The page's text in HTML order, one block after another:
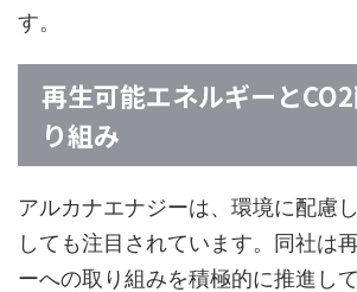
す。
再生可能エネルギーと
り組み
アルカナエナジーは、環境に配慮
しても注目されています。同社は
ーへの取り組みを積極的に推進し